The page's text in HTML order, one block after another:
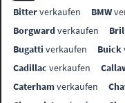
Bitterverkaufen BMW
Borgwardverkaufen
Bugatti verkaufen Buick
Cadillac verkaufen
Caterhamverkaufen